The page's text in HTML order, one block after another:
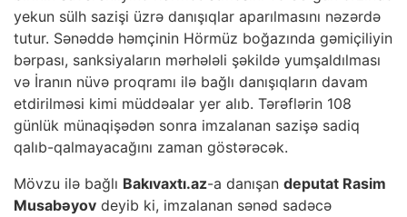
yekun sülh sazişi üzrə danışıqlar aparılmasını nəzərdə
tutur. Sənəddə həmçinin Hörmüz boğazında gəmiçiliyin
bərpası, sanksiyaların mərhələli şəkildə yumşaldılması
və İranın nüvə proqramı ilə bağlı danışıqların davam
etdirilməsi kimi müddəalar yer alıb. Tərəflərin 108
günlük münaqişədən sonra imzalanan sazişə sadiq
qalıb-qalmayacağını zaman göstərəcək.
Mövzu ilə bağlı Bakıvaxtı.az-a danışan deputat Rasim
Musabəyov deyib ki, imzalanan sənəd sadəcə